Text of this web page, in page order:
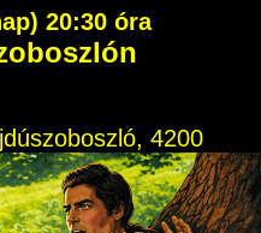
20:30 óra
4200